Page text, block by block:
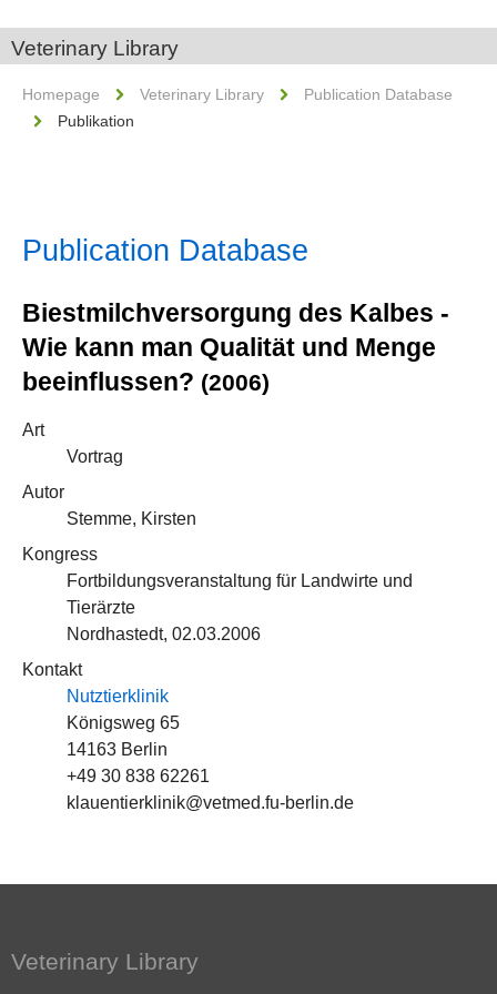
Veterinary Library
Homepage Veterinary Library
Publication Database
Publikation
Publication Database
Biestmilchversorgung des Kalbes -
Wie kann man Qualität und Menge
beeinflussen? (2006)
Art
Vortrag
Autor
Stemme, Kirsten
Kongress
Fortbildungsveranstaltung für Landwirte und
Tierärzte
Nordhastedt, 02.03.2006
Kontakt
Nutztierklinik
Königsweg 65
14163 Berlin
+49 30 838 62261
klauentierklinik@vetmed.fu-berlin.de
Veterinary Library